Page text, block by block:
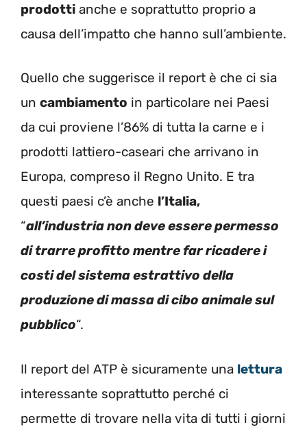
prodotti anche e soprattutto proprio a
causa dell’impatto che hanno sull’ambiente.
Quello che suggerisce il report è che ci sia
un cambiamento in particolare nei Paesi
da cui proviene l’86% di tutta la carne e i
prodotti lattiero-caseari che arrivano in
Europa, compreso il Regno Unito. E tra
questi paesi c’è anche l’Italia,
“all’industria non deve essere permesso
di trarre profitto mentre far ricadere i
costi del sistema estrattivo della
produzione di massa di cibo animale sul
pubblico“.
Il report del ATP è sicuramente una lettura
interessante soprattutto perché ci
permette di trovare nella vita di tutti i giorni